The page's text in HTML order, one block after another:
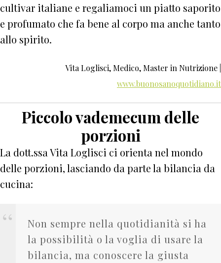
cultivar italiane e regaliamoci un piatto saporito
e profumato che fa bene al corpo ma anche tanto
allo spirito.
Vita Loglisci, Medico, Master in Nutrizione |
www.buonosanoquotidiano.it
Piccolo vademecum delle
porzioni
La dott.ssa Vita Loglisci ci orienta nel mondo
delle porzioni, lasciando da parte la bilancia da
cucina:
Non sempre nella quotidianità si ha
la possibilità o la voglia di usare la
bilancia, ma conoscere la giusta